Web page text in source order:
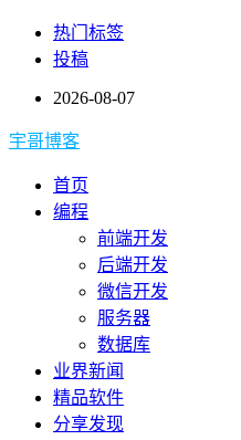
热门标签
投稿
2026-08-07
宇哥博客
首页
编程
前端开发
后端开发
微信开发
服务器
数据库
业界新闻
精品软件
分享发现